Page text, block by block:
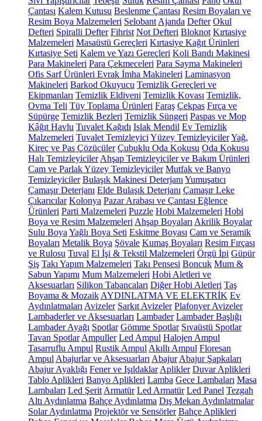
Çantası Kalem Kutusu Beslenme Çantası Resim Boyaları ve
Resim Boya Malzemeleri Selobant Ajanda Defter Okul
Defteri Spiralli Defter Fihrist Not Defteri Bloknot Kırtasiye
Malzemeleri Masaüstü Gereçleri Kırtasiye Kağıt Ürünleri
Kırtasiye Seti Kalem ve Yazı Gereçleri Koli Bandı Makinesi
Para Makineleri Para Çekmeceleri Para Sayma Makineleri
Ofis Sarf Ürünleri Evrak İmha Makineleri Laminasyon
Makineleri Barkod Okuyucu Temizlik Gereçleri ve
Ekipmanları Temizlik Eldiveni Temizlik Kovası Temizlik,
Ovma Teli Tüy Toplama Ürünleri Faraş Çekpas Fırça ve
Süpürge Temizlik Bezleri Temizlik Süngeri Paspas ve Mop
Kâğıt Havlu Tuvalet Kağıdı Islak Mendil Ev Temizlik
Malzemeleri Tuvalet Temizleyici Yüzey TemizleyicilerYağ,
Kireç ve Pas Çözücüler Çubuklu Oda Kokusu Oda Kokusu
Halı Temizleyiciler Ahşap Temizleyiciler ve Bakım Ürünleri
Cam ve Parlak Yüzey Temizleyiciler Mutfak ve Banyo
Temizleyiciler Bulaşık Makinesi Deterjanı Yumuşatıcı
Çamaşır Deterjanı Elde Bulaşık Deterjanı Çamaşır Leke
Çıkarıcılar Kolonya Pazar Arabası ve Çantası Eğlence
Ürünleri Parti Malzemeleri Puzzle Hobi Malzemeleri Hobi
Boya ve Resim Malzemeleri Ahşap Boyaları Akrilik Boyalar
Sulu Boya Yağlı Boya Seti Eskitme Boyası Cam ve Seramik
Boyaları Metalik Boya Şövale Kumaş Boyaları Resim Fırçası
ve Rulosu Tuval El İşi & Tekstil Malzemeleri Örgü İpi Güpür
Şiş Takı Yapım Malzemeleri Takı Pensesi Boncuk Mum &
Sabun Yapımı Mum Malzemeleri Hobi Aletleri ve
Aksesuarları Silikon Tabancaları Diğer Hobi Aletleri Taş
Boyama & Mozaik AYDINLATMA VE ELEKTRİK Ev
Aydınlatmaları Avizeler Sarkıt Avizeler Plafonyer Avizeler
Lambaderler ve Aksesuarları Lambader Lambader Başlığı
Lambader Ayağı Spotlar Gömme Spotlar Sıvaüstü Spotlar
Tavan Spotlar Ampuller Led Ampul Halojen Ampul
Tasarruflu Ampul Rustik Ampul Akıllı Ampul Floresan
Ampul Abajurlar ve Aksesuarları Abajur Abajur Şapkaları
Abajur Ayaklığı Fener ve Işıldaklar Aplikler Duvar Aplikleri
Tablo Aplikleri Banyo Aplikleri Lamba Gece Lambaları Masa
Lambaları Led Şerit Armatür Led Armatür Led Panel Tezgah
Altı Aydınlatma Bahçe Aydınlatma Dış Mekan Aydınlatmalar
Solar Aydınlatma Projektör ve Sensörler Bahçe Aplikleri